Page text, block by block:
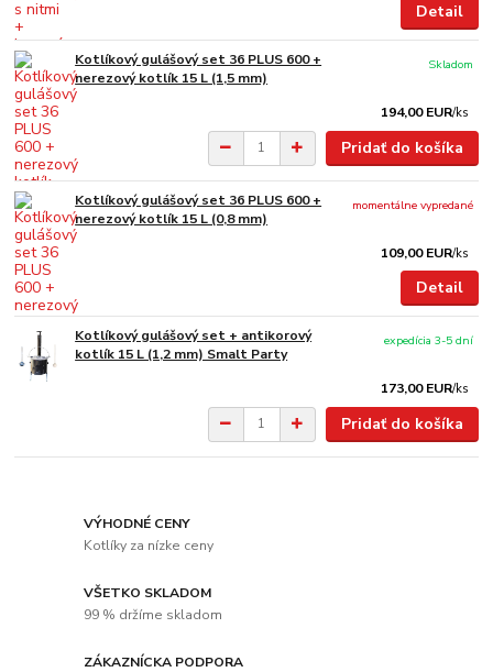
Detail
Kotlíkový gulášový set 36 PLUS 600 +
nerezový kotlík 15 L (1,5 mm)
194,00 EUR/ks
Skladom
Pridať do košíka
Kotlíkový gulášový set 36 PLUS 600 +
nerezový kotlík 15 L (0,8 mm)
109,00 EUR/ks
momentálne vypredané
Detail
Kotlíkový gulášový set + antikorový
kotlík 15 L (1,2 mm) Smalt Party
173,00 EUR/ks
expedícia 3-5 dní
Pridať do košíka
VÝHODNÉ CENY
Kotlíky za nízke ceny
VŠETKO SKLADOM
99 % držíme skladom
ZÁKAZNÍCKA PODPORA